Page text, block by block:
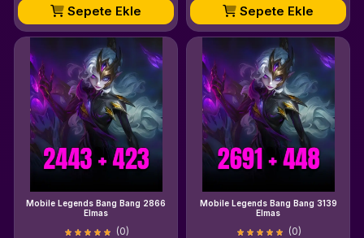
Sepete Ekle Sepete Ekle
Mobile Legends Bang Bang 2866
Elmas
(0)
Mobile Legends Bang Bang 3139
Elmas
(0)